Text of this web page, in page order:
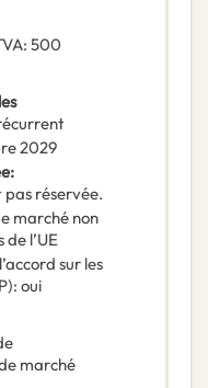
: 500
2029
:
pas réservée.
marché non
l’UE
sur les
: oui
marché